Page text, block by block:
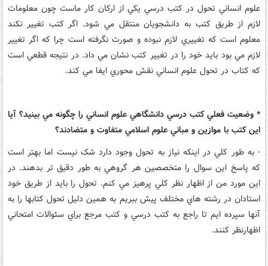
علوم انساني تحول در کتب درسي يکي از ارکان کار ماست چون معلومات
لازم از طريق کتب به دانشجويان منتقل مي شود. اگر کتب تغيير نکند
معلوم است که تغييري لازم نبوده و صورت نگرفته است چرا که اگر تغيير
لازم مي بود بايد خود را در تغيير کتب نشان مي داد. در نتيجه قطعي است
که کتاب در تحول علوم انساني نقش محوري ايفا مي کند.
* وضعيت فعلي کتب درسي دانشگاهي علوم انساني را چگونه مي بينيد؟ آيا
اين کتب با موازين و مباني علوم اسلامي متفاوت و متضادند؟
- به طور کلي در اينکه نياز به تحول وجود دارد شک نيست اما بهتر است
که پاسخ اين سوال را متخصصين هر گروهي به طور دقيق تر بدهند. در
اين مورد من از اظهار نظر کلي پرهيز مي کنم. تحول را بايد از طريق خود
استادان در رشته هاي مختلف پيش ببريم به همين دليل تحول کتابها را به
آنها سپرده ايم تا راجع به کتب درسي و کتب مرجع براي سئوالات امتحاني
اظهارنظر کنند.